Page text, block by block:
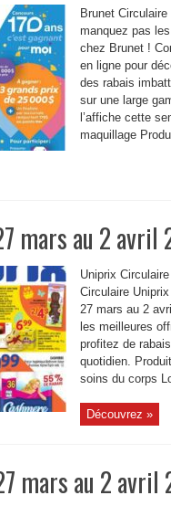
Brunet
manquez pas
chez Brunet !
en ligne pour
des rabais
sur une large
l’affiche cette
maquillage
mars au 2 avril
Uniprix
Circulaire
27 mars au 2
les meilleures
profitez de
quotidien.
soins du corps
Découvrez »
mars au 2 avril